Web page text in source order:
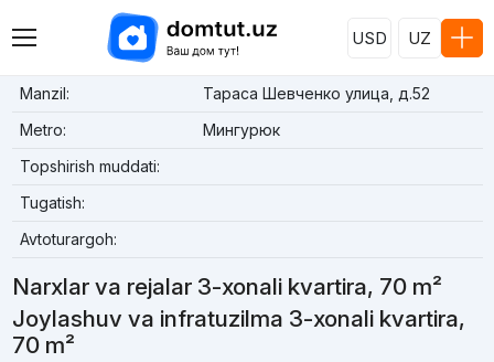
USD UZ
Manzil:
Тараса Шевченко улица, д.52
Metro:
Мингурюк
Topshirish muddati:
Tugatish:
Avtoturargoh:
Narxlar va rejalar 3-xonali kvartira, 70 m²
Joylashuv va infratuzilma 3-xonali kvartira,
70 m²